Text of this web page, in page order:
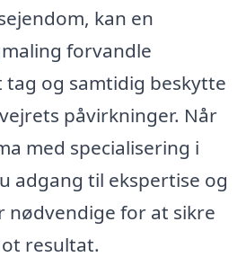
kan en
forvandle
tag og samtidig beskytte
påvirkninger. Når
med specialisering i
adgang til ekspertise og
for at sikre
resultat.